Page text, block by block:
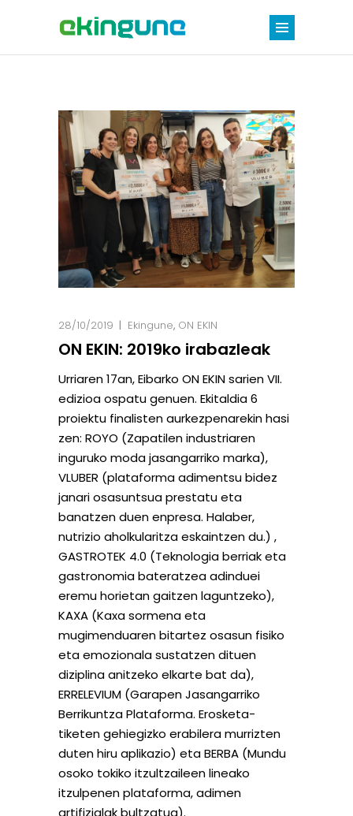
28/10/2019 Ekingune, ON EKIN
ON EKIN: 2019ko irabazleak
Urriaren 17an, Eibarko ON EKIN sarien VII.
edizioa ospatu genuen. Ekitaldia 6
proiektu finalisten aurkezpenarekin hasi
zen: ROYO (Zapatilen industriaren
inguruko moda jasangarriko marka),
VLUBER (plataforma adimentsu bidez
janari osasuntsua prestatu eta
banatzen duen enpresa. Halaber,
nutrizio aholkularitza eskaintzen du.) ,
GASTROTEK 4.0 (Teknologia berriak eta
gastronomia bateratzea adinduei
eremu horietan gaitzen laguntzeko),
KAXA (Kaxa sormena eta
mugimenduaren bitartez osasun fisiko
eta emozionala sustatzen dituen
diziplina anitzeko elkarte bat da),
ERRELEVIUM (Garapen Jasangarriko
Berrikuntza Plataforma. Erosketa-
tiketen gehiegizko erabilera murrizten
duten hiru aplikazio) eta BERBA (Mundu
osoko tokiko itzultzaileen lineako
itzulpenen plataforma, adimen
artifizialak bultzatua).